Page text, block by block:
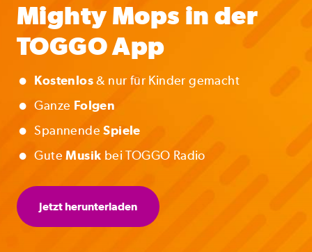
Mighty Mops in der
TOGGO App
• Kostenlos& nur für Kinder gemacht
• Ganze Folgen
• SpannendeSpiele
• GuteMusik bei TOGGO Radio
Jetzt herunterladen